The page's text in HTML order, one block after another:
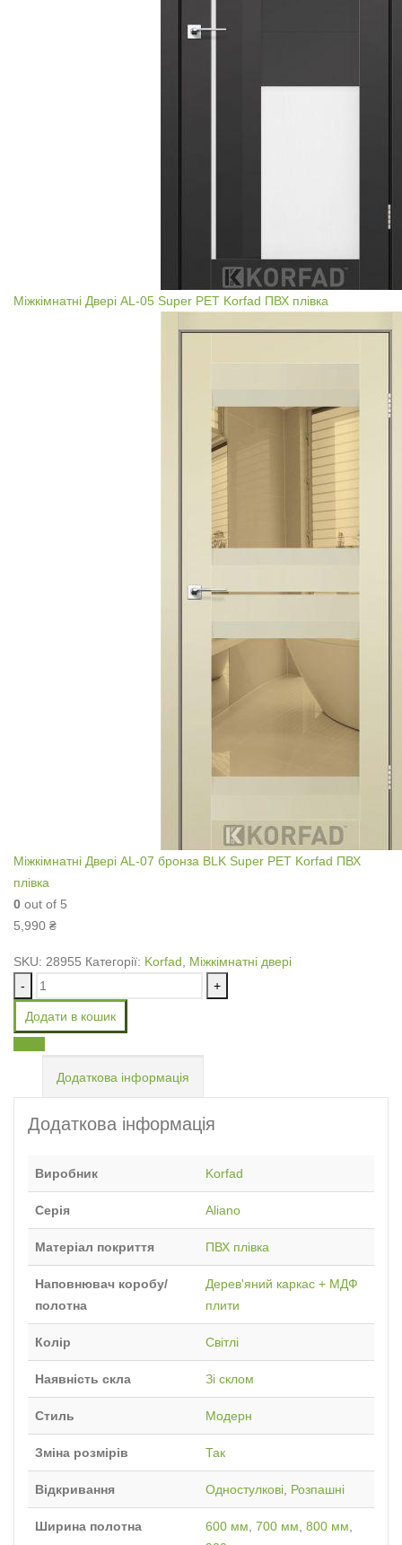
Міжкімнатні Двері AL-05 Super PET Korfad ПВХ плівка
Міжкімнатні Двері AL-07 бронза BLK Super PET Korfad ПВХ
плівка
0 out of 5
5,990 ₴
SKU: 28955 Категорії: Korfad
Міжкімнатні двері
-
+
Додати в кошик
Додаткова інформація
Додаткова інформація
Виробник Korfad
Серія Aliano
Матеріал покриття ПВХ плівка
Наповнювач коробу/
полотна
Дерев'яний каркас + МДФ
плити
Колір Світлі
Наявність скла Зі склом
Стиль Модерн
Зміна розмірів Так
Відкривання Одностулкові, Розпашні
Ширина полотна 600 мм, 700 мм, 800 мм,